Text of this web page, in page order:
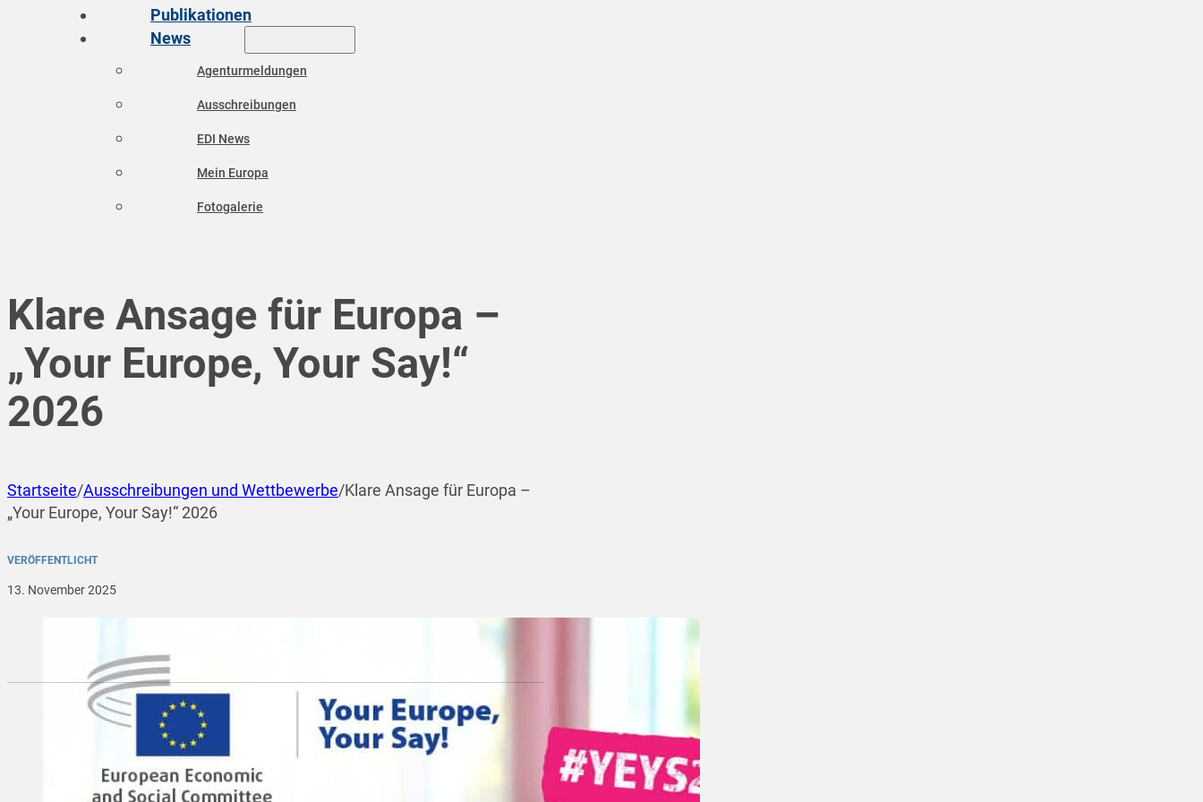
Publikationen
News
Agenturmeldungen
Ausschreibungen
EDI News
Mein Europa
Fotogalerie
Klare Ansage für Europa –
„Your Europe, Your Say!“
2026
Startseite/Ausschreibungen und Wettbewerbe/Klare Ansage für Europa –
„Your Europe, Your Say!“ 2026
VERÖFFENTLICHT
13. November 2025